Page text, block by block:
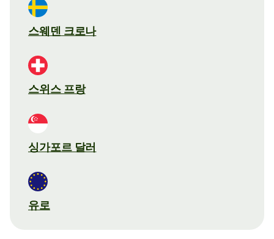
스웨덴 크로나
스위스 프랑
싱가포르 달러
유로